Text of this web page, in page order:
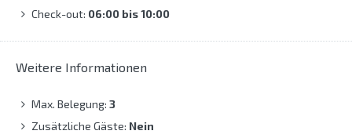
Check-out: 06:00 bis 10:00
Weitere Informationen
Max. Belegung: 3
Zusätzliche Gäste: Nein